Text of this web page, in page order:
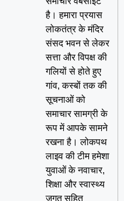
है। हमारा प्रयास
लोकतंत्र के मंदिर
संसद भवन से लेकर
सत्ता और विपक्ष की
गलियों से होते हुए
गांव, कस्बों तक की
सूचनाओं को
समाचार सामग्री के
रूप में आपके सामने
रखना है। लोकपथ
लाइव की टीम हमेशा
युवाओं के नवाचार,
शिक्षा और स्वास्थ्य
जगत सहित